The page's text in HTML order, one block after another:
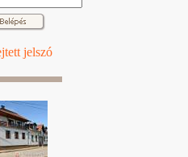
jelszó